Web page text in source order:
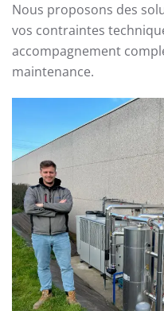
Nous proposons des
vos contraintes
accompagnement
maintenance.